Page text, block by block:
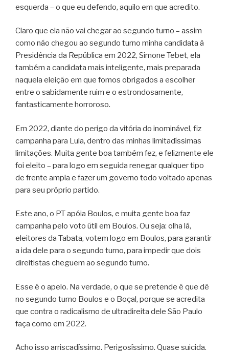
esquerda – o que eu defendo, aquilo em que acredito.
Claro que ela não vai chegar ao segundo turno – assim
como não chegou ao segundo turno minha candidata à
Presidência da República em 2022, Simone Tebet, ela
também a candidata mais inteligente, mais preparada
naquela eleição em que fomos obrigados a escolher
entre o sabidamente ruim e o estrondosamente,
fantasticamente horroroso.
Em 2022, diante do perigo da vitória do inominável, fiz
campanha para Lula, dentro das minhas limitadíssimas
limitações. Muita gente boa também fez, e felizmente ele
foi eleito – para logo em seguida renegar qualquer tipo
de frente ampla e fazer um governo todo voltado apenas
para seu próprio partido.
Este ano, o PT apóia Boulos, e muita gente boa faz
campanha pelo voto útil em Boulos. Ou seja: olha lá,
eleitores da Tabata, votem logo em Boulos, para garantir
a ida dele para o segundo turno, para impedir que dois
direitistas cheguem ao segundo turno.
Esse é o apelo. Na verdade, o que se pretende é que dê
no segundo turno Boulos e o Boçal, porque se acredita
que contra o radicalismo de ultradireita dele São Paulo
faça como em 2022.
Acho isso arriscadíssimo. Perigosíssimo. Quase suicida.